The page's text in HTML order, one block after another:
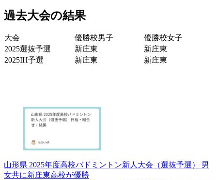
過去大会の結果
大会 優勝校男子
優勝校女子
2025選抜予選
新庄東
新庄東
2025IH予選
新庄東 新庄東
山形県 2025年度高校バドミントン新人大会（選抜予選） 男
女共に新庄東高校が優勝